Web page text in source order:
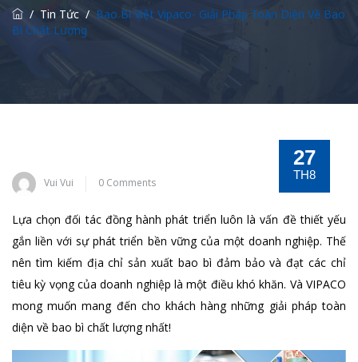
/ Tin Tức / Bao Bì Việt Vipaco- Giải Pháp Toàn Diện Về Bao
Bì Chất Lượng
27
TH8
Vui Vui 0 Comments
Lựa chọn đối tác đồng hành phát triển luôn là vấn đề thiết yếu
gắn liền với sự phát triển bền vững của một doanh nghiệp. Thế
nên tìm kiếm địa chỉ sản xuất bao bì đảm bảo và đạt các chỉ
tiêu kỳ vọng của doanh nghiệp là một điều khó khăn. Và VIPACO
mong muốn mang đến cho khách hàng những giải pháp toàn
diện về bao bì chất lượng nhất!